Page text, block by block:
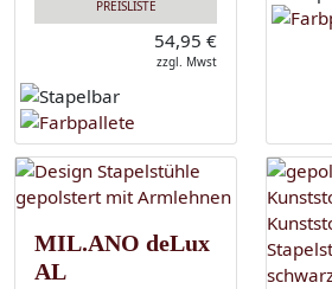
PREISLISTE
54,95 €
zzgl. Mwst
MIL.ANO deLux
AL